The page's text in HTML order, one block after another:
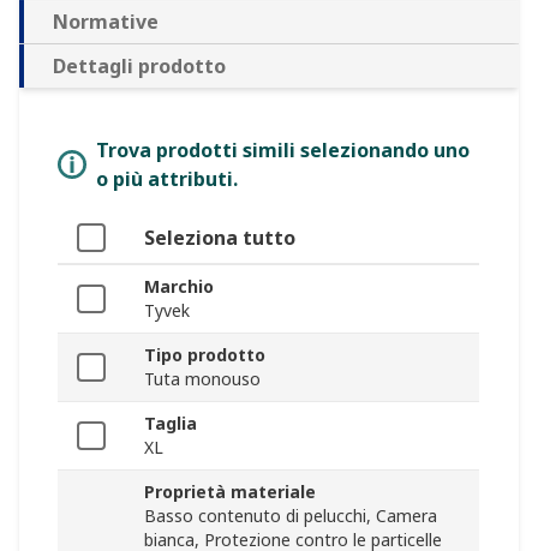
Normative
Dettagli prodotto
Trova prodotti simili selezionando uno
o più attributi.
Seleziona tutto
Marchio
Tyvek
Tipo prodotto
Tuta monouso
Taglia
XL
Proprietà materiale
Basso contenuto di pelucchi, Camera
bianca, Protezione contro le particelle